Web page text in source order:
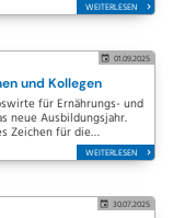
WEITERLESEN
01.09.2025
und Kollegen
für Ernährungs- und
neue Ausbildungsjahr.
Zeichen für die
WEITERLESEN
30.07.2025